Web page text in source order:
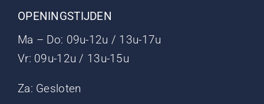
OPENINGSTIJDEN
Ma – Do: 09u-12u / 13u-17u
Vr: 09u-12u / 13u-15u
Za: Gesloten